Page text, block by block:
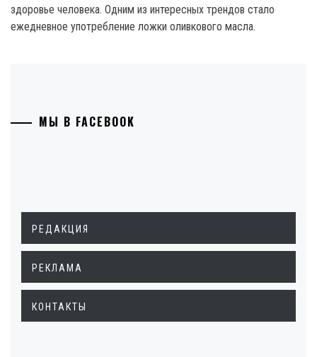
здоровье человека. Одним из интересных трендов стало
ежедневное употребление ложки оливкового масла.
МЫ В FACEBOOK
РЕДАКЦИЯ
РЕКЛАМА
КОНТАКТЫ